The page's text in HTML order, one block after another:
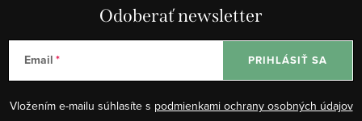
Odoberať newsletter
Email
Vložením e-mailu súhlasíte s podmienkami ochrany osobných údajov
PRIHLÁSIŤ SA